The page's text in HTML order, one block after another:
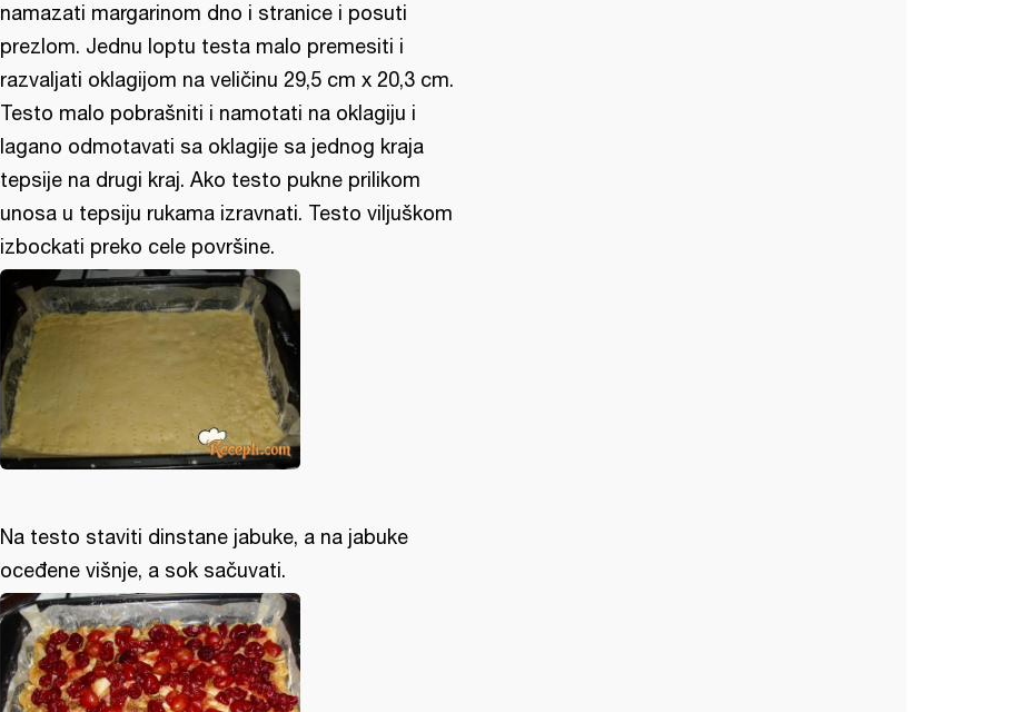
namazati margarinom dno i stranice i posuti
prezlom. Jednu loptu testa malo premesiti i
razvaljati oklagijom na veličinu 29,5 cm x 20,3 cm.
Testo malo pobrašniti i namotati na oklagiju i
lagano odmotavati sa oklagije sa jednog kraja
tepsije na drugi kraj. Ako testo pukne prilikom
unosa u tepsiju rukama izravnati. Testo viljuškom
izbockati preko cele površine.
Na testo staviti dinstane jabuke, a na jabuke
oceđene višnje, a sok sačuvati.